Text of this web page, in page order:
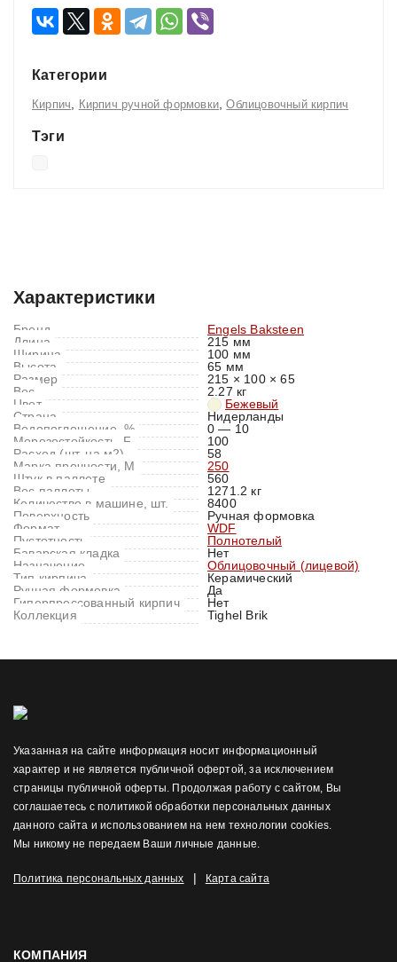
Категории
Кирпич Кирпич ручной формовки ,Облицовочный кирпич
Тэги
Характеристики
Бренд
Engels Baksteen
Длина
215 мм
Ширина
100 мм
Высота
65 мм
Размер
215 × 100 × 65
Вес
2.27 кг
Цвет
Бежевый
Страна
Нидерланды
Водопоглощение, %
0 — 10
Морозостойкость, F
100
Расход (шт. на м2)
58
Марка прочности, M
250
Штук в паллете
560
Вес паллеты
1271.2 кг
Количество в машине, шт.
8400
Поверхность
Ручная формовка
Формат
WDF
Пустотность
Полнотелый
Баварская кладка
Нет
Назначение
Облицовочный (лицевой)
Тип кирпича
Керамический
Ручная формовка
Да
Гиперпрессованный кирпич
Нет
Коллекция
Tighel Brik
Указанная на сайте информация носит информационный
характер и не является публичной офертой, за исключением
страницы публичной оферты. Продолжая работу с сайтом, Вы
соглашаетесь с политикой обработки персональных данных
данного сайта и использованием на нем технологии cookies.
Мы никому не передаем Ваши личные данные.
Политика персональных данных | Карта сайта
КОМПАНИЯ